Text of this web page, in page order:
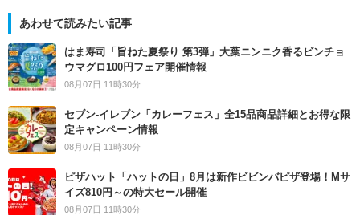
あわせて読みたい記事
はま寿司「旨ねた夏祭り 第3弾」大葉ニンニク香るビンチョ
ウマグロ100円フェア開催情報
08月07日 11時30分
セブン‐イレブン「カレーフェス」全15品商品詳細とお得な限
定キャンペーン情報
08月07日 11時30分
ピザハット「ハットの日」8月は新作ビビンバピザ登場！Mサ
イズ810円～の特大セール開催
08月07日 11時30分